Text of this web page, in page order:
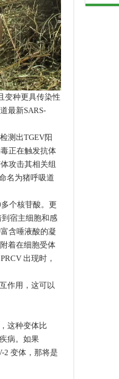
变种更具传染性
最新SARS-
测出TGEV阳
正在触发抗体
攻击其相关组
名为猪呼吸道
个核苷酸。更
宿主细胞和感
含唾液酸的凝
着在细胞受体
出现时，
作用，这可以
这种变体比
病。如果
2 变体，那将是